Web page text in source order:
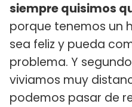
siempre quisimos
porque tenemos un
sea feliz y pueda
problema. Y
viviamos muy
podemos pasar de